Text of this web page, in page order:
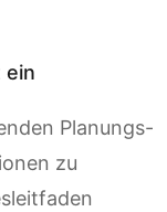
ein
Planungs-
zu